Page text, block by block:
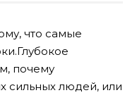
что самые
почему
сильных людей, или